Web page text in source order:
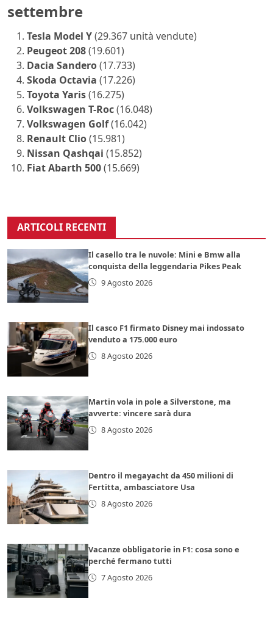
settembre
Tesla Model Y(29.367 unità vendute)
Peugeot 208(19.601)
Dacia Sandero(17.733)
Skoda Octavia (17.226)
Toyota Yaris(16.275)
Volkswagen T-Roc(16.048)
Volkswagen Golf(16.042)
Renault Clio(15.981)
Nissan Qashqai (15.852)
Fiat Abarth 500(15.669)
ARTICOLI RECENTI
Il casello tra le nuvole: Mini e Bmw alla
conquista della leggendaria Pikes Peak
9 Agosto 2026
Il casco F1 firmato Disney mai indossato
venduto a 175.000 euro
8 Agosto 2026
Martin vola in pole a Silverstone, ma
avverte: vincere sarà dura
8 Agosto 2026
Dentro il megayacht da 450 milioni di
Fertitta, ambasciatore Usa
8 Agosto 2026
Vacanze obbligatorie in F1: cosa sono e
perché fermano tutti
7 Agosto 2026